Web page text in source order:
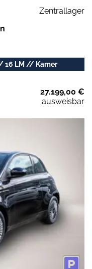
Zentrallager
16 LM // Kamer
27.199,00 €
ausweisbar